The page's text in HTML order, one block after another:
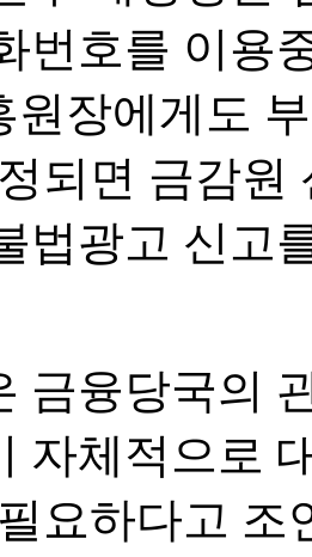
번호를 이용
원장에게도
되면 금감
법광고 신고
금융당국의
자체적으로
요하다고 조